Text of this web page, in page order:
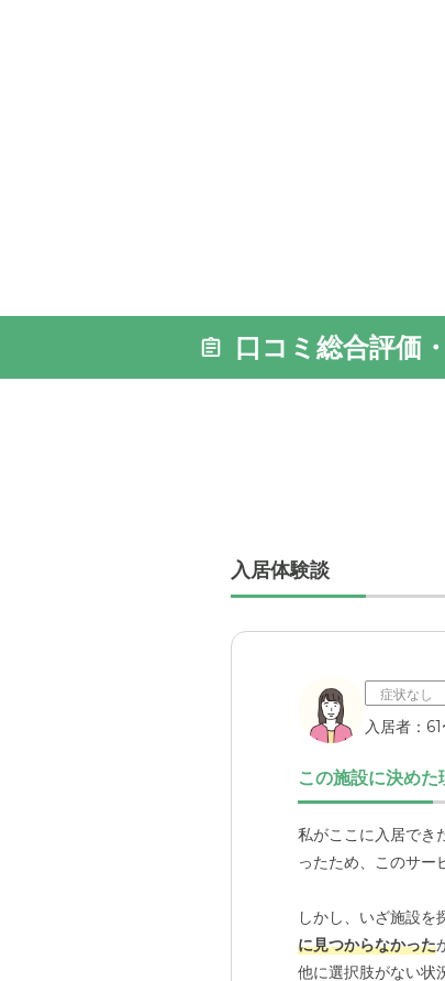
して
口コミ総合評価
入居体験談
症状なし
入居者：
この施設に決めた
私がここに入居でき
ったため、このサー
しかし、いざ施設を
に見つからなかった
他に選択肢がない状